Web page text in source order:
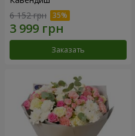
6 152 грн
Заказать